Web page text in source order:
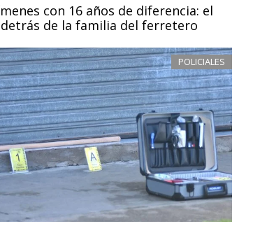
con 16 años de diferencia: el
de la familia del ferretero
POLICIALES